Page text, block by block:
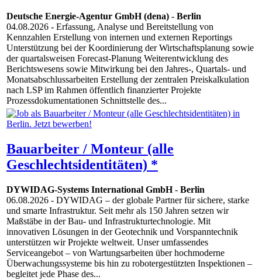
Deutsche Energie-Agentur GmbH (dena) - Berlin
04.08.2026 - Erfassung, Analyse und Bereitstellung von
Kennzahlen Erstellung von internen und externen Reportings
Unterstützung bei der Koordinierung der Wirtschaftsplanung sowie
der quartalsweisen Forecast-Planung Weiterentwicklung des
Berichtswesens sowie Mitwirkung bei den Jahres-, Quartals- und
Monatsabschlussarbeiten Erstellung der zentralen Preiskalkulation
nach LSP im Rahmen öffentlich finanzierter Projekte
Prozessdokumentationen Schnittstelle des...
Bauarbeiter / Monteur (alle
Geschlechtsidentitäten) *
DYWIDAG-Systems International GmbH- Berlin
06.08.2026 - DYWIDAG – der globale Partner für sichere, starke
und smarte Infrastruktur. Seit mehr als 150 Jahren setzen wir
Maßstäbe in der Bau- und Infrastrukturtechnologie. Mit
innovativen Lösungen in der Geotechnik und Vorspanntechnik
unterstützen wir Projekte weltweit. Unser umfassendes
Serviceangebot – von Wartungsarbeiten über hochmoderne
Überwachungssysteme bis hin zu robotergestützten Inspektionen –
begleitet jede Phase des...